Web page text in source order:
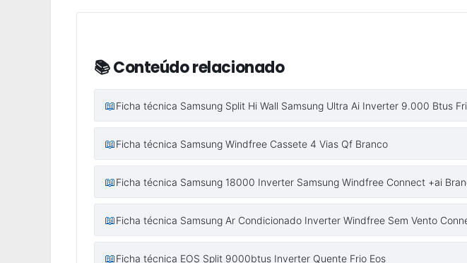
📚 Conteúdo relacionado
📖Ficha técnica Samsung Split Hi Wall Samsung Ultra Ai Inverter 9.000 Btus
📖Ficha técnica Samsung Windfree Cassete 4 Vias Qf Branco
📖Ficha técnica Samsung 18000 Inverter Samsung Windfree Connect +ai
📖Ficha técnica Samsung Ar Condicionado Inverter Windfree Sem Vento
📖Ficha técnica EOS Split 9000btus Inverter Quente Frio Eos